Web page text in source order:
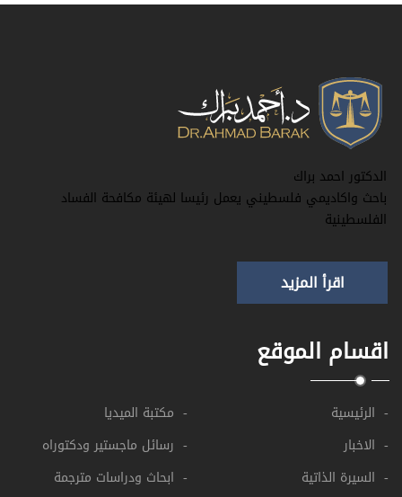
الدكتور احمد براك
باحث واكاديمي فلسطيني يعمل رئيسا لهيئة مكافحة الفساد
الفلسطينية
اقرأ المزيد
اقسام الموقع
- الرئيسية
- الاخبار
- السيرة الذاتية
- مكتبة الميديا
- رسائل ماجستير ودكتوراه
- ابحاث ودراسات مترجمة